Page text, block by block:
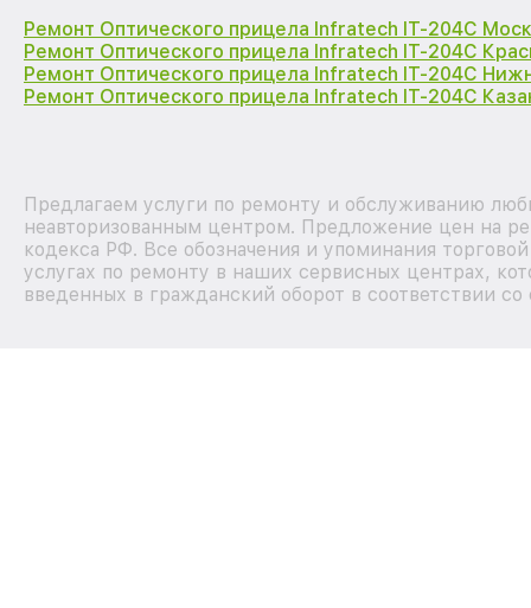
Ремонт Оптического прицела Infratech IT-204C
Ремонт Оптического прицела Infratech IT-204C
Ремонт Оптического прицела Infratech IT-204C
Ремонт Оптического прицела Infratech IT-204C
Предлагаем услуги по ремонту и обслуживанию
неавторизованным центром. Предложение цен на
кодекса РФ. Все обозначения и упоминания
услугах по ремонту в наших сервисных центрах,
введенных в гражданский оборот в соответствии